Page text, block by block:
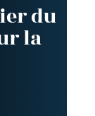
du
la